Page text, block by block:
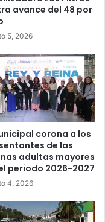
avance del 48 por
5, 2026
corona a los
de las
adultas mayores
periodo 2026-2027
4, 2026